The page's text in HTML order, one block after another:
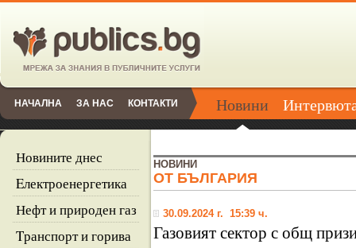
НАЧАЛНА ЗА НАС КОНТАКТИ Новини
Новините днес
Eлектроенергетика
Нефт и природен газ
Tранспорт и горива
НОВИНИ
ОТ БЪЛГАРИЯ
30.09.2024 г. 15:39 ч.
Газовият сектор с общ